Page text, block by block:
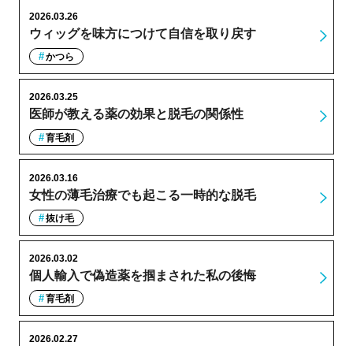
ウィッグを味方につけて自信を取り戻す
2026.03.26
かつら
医師が教える薬の効果と脱毛の関係性
2026.03.25
育毛剤
女性の薄毛治療でも起こる一時的な脱毛
2026.03.16
抜け毛
個人輸入で偽造薬を掴まされた私の後悔
2026.03.02
育毛剤
2026.02.27